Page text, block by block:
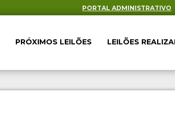
PORTAL ADMINISTRATIVO
PRÓXIMOS LEILÕES LEILÕES